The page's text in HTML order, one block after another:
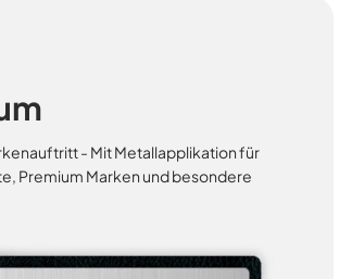
- Mit Metallapplikation für
Premium Marken und besondere